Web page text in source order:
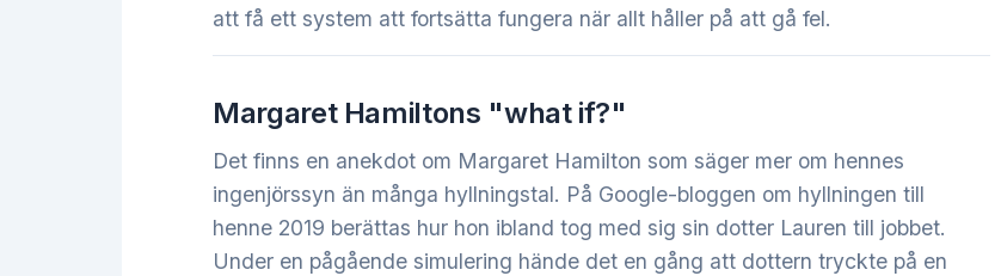
att få ett system att fortsätta fungera när allt håller på att gå fel.
Margaret Hamiltons "what if?"
Det finns en anekdot om Margaret Hamilton som säger mer om hennes
ingenjörssyn än många hyllningstal. På Google-bloggen om hyllningen till
henne 2019 berättas hur hon ibland tog med sig sin dotter Lauren till jobbet.
Under en pågående simulering hände det en gång att dottern tryckte på en